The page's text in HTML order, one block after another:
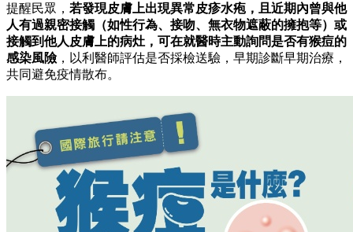
提醒民眾， 若發現皮膚上出現異常皮疹水疱，且近期內曾與他
人有過親密接觸（如性行為、接吻、無衣物遮蔽的擁抱等）或
接觸到他人皮膚上的病灶，可在就醫時主動詢問是否有猴痘的
感染風險 ，以利醫師評估是否採檢送驗，早期診斷早期治療，
共同避免疫情散布。